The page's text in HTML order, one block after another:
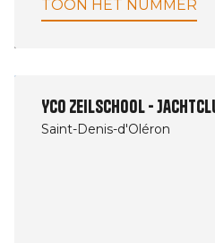
TOON HET NUMMER
YCO Zeilschool -
Saint-Denis-d'Oléron